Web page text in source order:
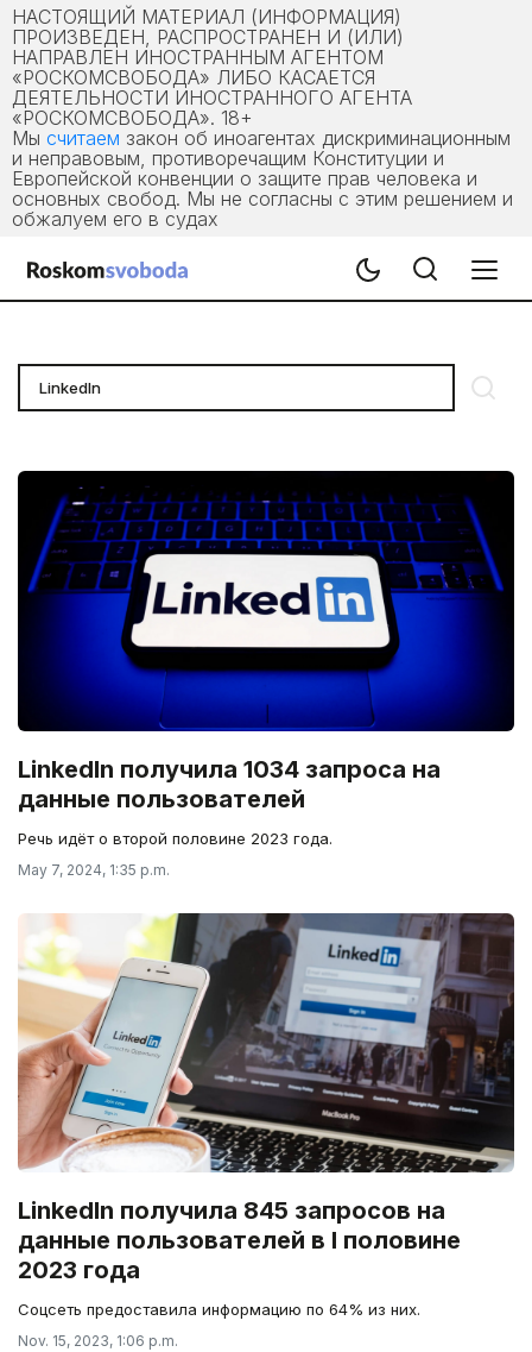
НАСТОЯЩИЙ МАТЕРИАЛ (ИНФОРМАЦИЯ)
ПРОИЗВЕДЕН, РАСПРОСТРАНЕН И (ИЛИ)
НАПРАВЛЕН ИНОСТРАННЫМ АГЕНТОМ
«РОСКОМСВОБОДА» ЛИБО КАСАЕТСЯ
ДЕЯТЕЛЬНОСТИ ИНОСТРАННОГО АГЕНТА
«РОСКОМСВОБОДА». 18+
Мы считаем закон об иноагентах дискриминационным
и неправовым, противоречащим Конституции и
Европейской конвенции о защите прав человека и
основных свобод. Мы не согласны с этим решением и
обжалуем его в судах
LinkedIn получила 1034 запроса на
данные пользователей
Речь идёт о второй половине 2023 года.
May 7, 2024, 1:35 p.m.
LinkedIn получила 845 запросов на
данные пользователей в I половине
2023 года
Соцсеть предоставила информацию по 64% из них.
Nov. 15, 2023, 1:06 p.m.